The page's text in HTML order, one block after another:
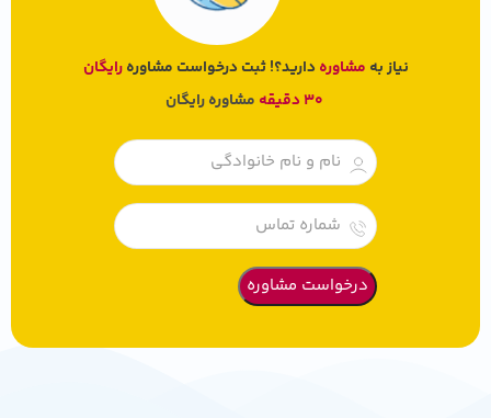
نیاز به مشاوره دارید؟! ثبت درخواست مشاورهرایگان
مشاوره رایگان